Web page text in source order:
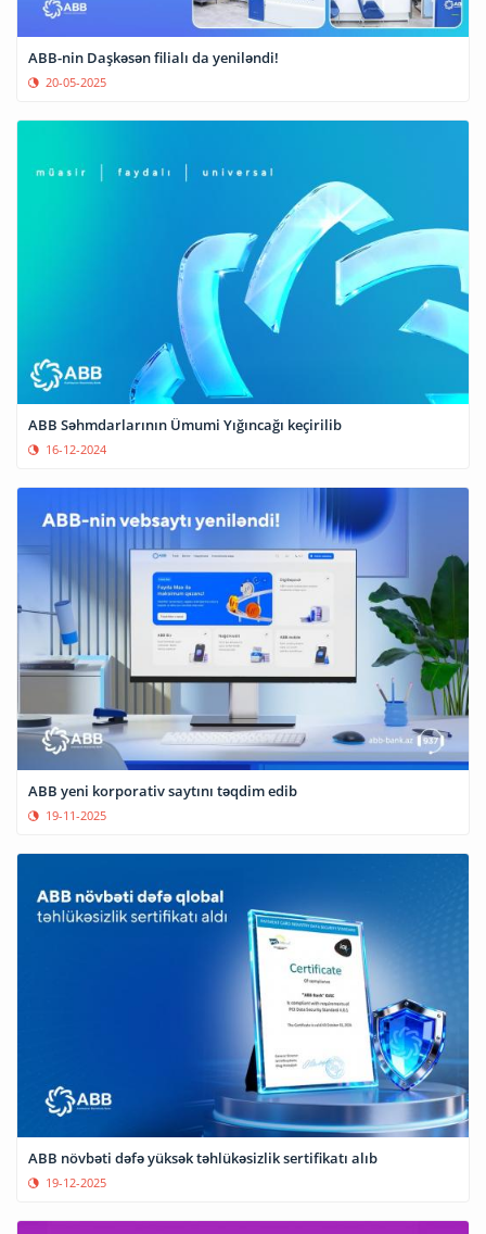
ABB-nin Daşkəsən filialı da yeniləndi!
20-05-2025
ABB Səhmdarlarının Ümumi Yığıncağı keçirilib
16-12-2024
ABB yeni korporativ saytını təqdim edib
19-11-2025
ABB növbəti dəfə yüksək təhlükəsizlik sertifikatı alıb
19-12-2025